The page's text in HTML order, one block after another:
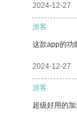
2024-12-27
游客
这款app的功
2024-12-27
游客
超级好用的